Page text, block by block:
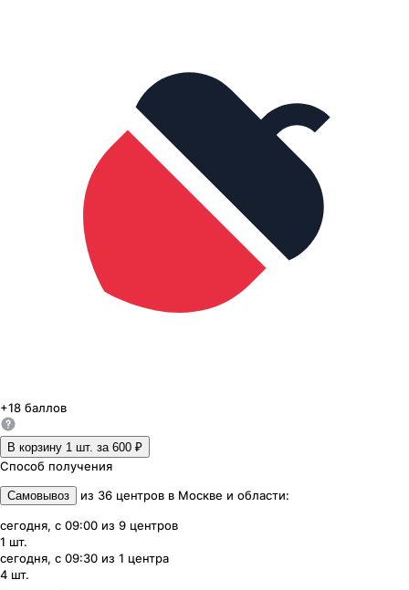
+18 баллов
В корзину 1 шт. за 600 ₽
Способ получения
Самовывоз из 36 центров в Москве и области:
сегодня, с 09:00 из 9 центров
1 шт.
сегодня, с 09:30 из 1 центра
4 шт.